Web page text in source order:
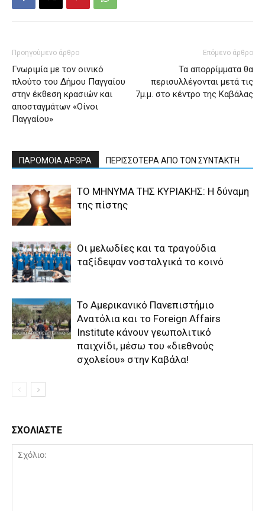
Προηγούμενο άρθρο
Γνωριμία με τον οινικό
πλούτο του Δήμου Παγγαίου
στην έκθεση κρασιών και
αποσταγμάτων «Οίνοι
Παγγαίου»
Επόμενο άρθρο
Τα απορρίμματα θα
περισυλλέγονται μετά τις
7μ.μ. στο κέντρο της Καβάλας
ΠΑΡΟΜΟΙΑ ΑΡΘΡΑ ΠΕΡΙΣΣΟΤΕΡΑ ΑΠΟ ΤΟΝ ΣΥΝΤΑΚΤΗ
ΤΟ ΜΗΝΥΜΑ ΤΗΣ ΚΥΡΙΑΚΗΣ: Η δύναμη
της πίστης
Οι μελωδίες και τα τραγούδια
ταξίδεψαν νοσταλγικά το κοινό
Το Αμερικανικό Πανεπιστήμιο
Ανατόλια και το Foreign Affairs
Institute κάνουν γεωπολιτικό
παιχνίδι, μέσω του «διεθνούς
σχολείου» στην Καβάλα!
ΣΧΟΛΙΑΣΤΕ